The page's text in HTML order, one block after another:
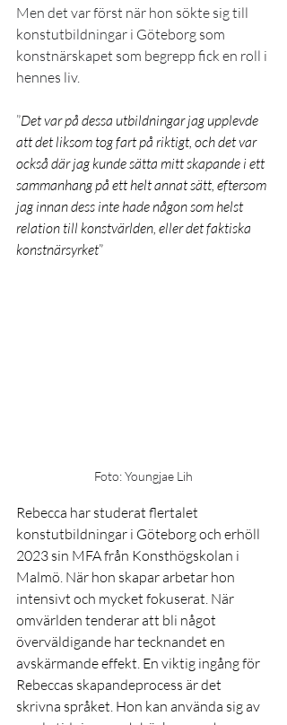
Men det var först när hon sökte sig till
konstutbildningar i Göteborg som
konstnärskapet som begrepp fick en roll i
hennes liv.
”Det var på dessa utbildningar jag upplevde
att det liksom tog fart på riktigt, och det var
också där jag kunde sätta mitt skapande i ett
sammanhang på ett helt annat sätt, eftersom
jag innan dess inte hade någon som helst
relation till konstvärlden, eller det faktiska
konstnärsyrket”
Foto: Youngjae Lih
Rebecca har studerat flertalet
konstutbildningar i Göteborg och erhöll
2023 sin MFA från Konsthögskolan i
Malmö. När hon skapar arbetar hon
intensivt och mycket fokuserat. När
omvärlden tenderar att bli något
överväldigande har tecknandet en
avskärmande effekt. En viktig ingång för
Rebeccas skapandeprocess är det
skrivna språket. Hon kan använda sig av